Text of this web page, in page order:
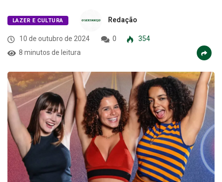
LAZER E CULTURA Redação
10 de outubro de 2024 0
354
8 minutos de leitura